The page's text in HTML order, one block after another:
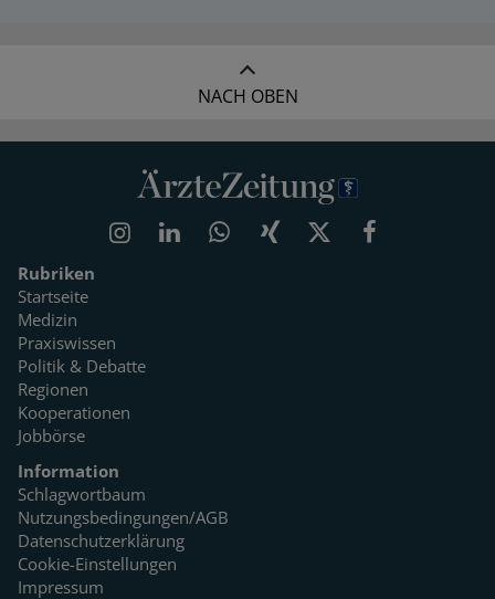
NACH OBEN
Rubriken
Startseite
Medizin
Praxiswissen
Politik & Debatte
Regionen
Kooperationen
Jobbörse
Information
Schlagwortbaum
Nutzungsbedingungen/AGB
Datenschutzerklärung
Cookie-Einstellungen
Impressum